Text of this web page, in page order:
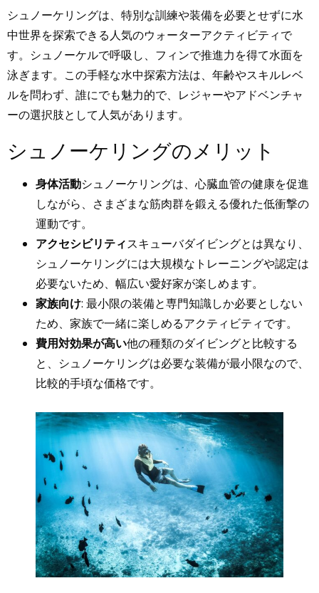
シュノーケリングは、特別な訓練や装備を必要とせずに水
中世界を探索できる人気のウォーターアクティビティで
す。シュノーケルで呼吸し、フィンで推進力を得て水面を
泳ぎます。この手軽な水中探索方法は、年齢やスキルレベ
ルを問わず、誰にでも魅力的で、レジャーやアドベンチャ
ーの選択肢として人気があります。
シュノーケリングのメリット
身体活動シュノーケリングは、心臓血管の健康を促進
しながら、さまざまな筋肉群を鍛える優れた低衝撃の
運動です。
アクセシビリティスキューバダイビングとは異なり、
シュノーケリングには大規模なトレーニングや認定は
必要ないため、幅広い愛好家が楽しめます。
家族向け: 最小限の装備と専門知識しか必要としない
ため、家族で一緒に楽しめるアクティビティです。
費用対効果が高い他の種類のダイビングと比較する
と、シュノーケリングは必要な装備が最小限なので、
比較的手頃な価格です。